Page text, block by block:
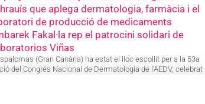
que aplega dermatologia, farmàcia i el
de producció de medicaments
Fakal·la rep el patrocini solidari de
Viñas
(Gran Canària) ha estat el lloc escollit per a la 53a
del Congrés Nacional de Dermatologia de l’AEDV, celebrat